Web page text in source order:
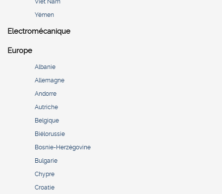
Yémen
Electromécanique
Europe
Albanie
Allemagne
Andorre
Autriche
Belgique
Biélorussie
Bosnie-Herzégovine
Bulgarie
Chypre
Croatie